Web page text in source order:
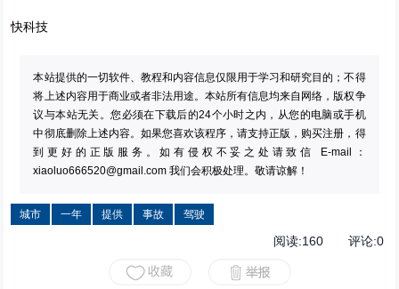
快科技
本站提供的一切软件、教程和内容信息仅限用于学习和研究目的；不得
将上述内容用于商业或者非法用途。本站所有信息均来自网络，版权争
议与本站无关。您必须在下载后的24个小时之内，从您的电脑或手机
中彻底删除上述内容。如果您喜欢该程序，请支持正版，购买注册，得
到更好的正版服务。如有侵权不妥之处请致信 E-mail：
xiaoluo666520@gmail.com 我们会积极处理。敬请谅解！
城市 一年 提供 事故 驾驶
阅读:160评论:0